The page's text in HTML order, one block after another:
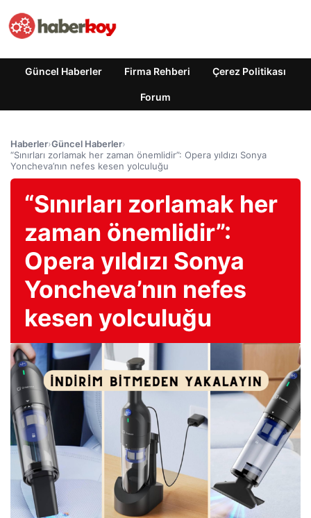
Güncel Haberler Firma Rehberi Çerez Politikası
Forum
Haberler›Güncel Haberler›
“Sınırları zorlamak her zaman önemlidir”: Opera yıldızı Sonya
Yoncheva’nın nefes kesen yolculuğu
“Sınırları zorlamak her
zaman önemlidir”:
Opera yıldızı Sonya
Yoncheva’nın nefes
kesen yolculuğu